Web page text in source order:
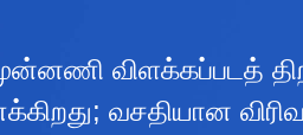
விளக்கப்படத்
வசதியான